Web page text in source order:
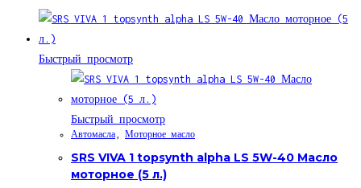
Быстрый просмотр
Быстрый просмотр
Автомасла Моторное масло
SRS VIVA 1 topsynth alpha LS 5W-40 Масло
моторное (5 л.)